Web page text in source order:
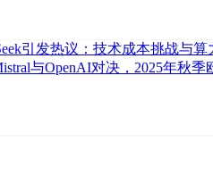
引发热议：技术成本挑战与算
与OpenAI对决，2025年秋季